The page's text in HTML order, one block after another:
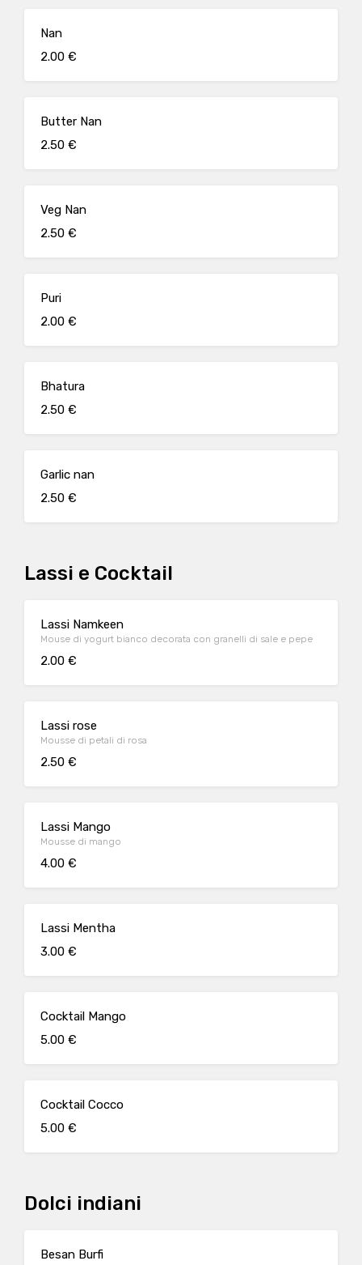
Nan
2.00 €
Butter Nan
2.50 €
Veg Nan
2.50 €
Puri
2.00 €
Bhatura
2.50 €
Garlic nan
2.50 €
Lassi e Cocktail
Lassi Namkeen
Mouse di yogurt bianco decorata con granelli di sale e pepe
2.00 €
Lassi rose
Mousse di petali di rosa
2.50 €
Lassi Mango
Mousse di mango
4.00 €
Lassi Mentha
3.00 €
Cocktail Mango
5.00 €
Cocktail Cocco
5.00 €
Dolci indiani
Besan Burfi